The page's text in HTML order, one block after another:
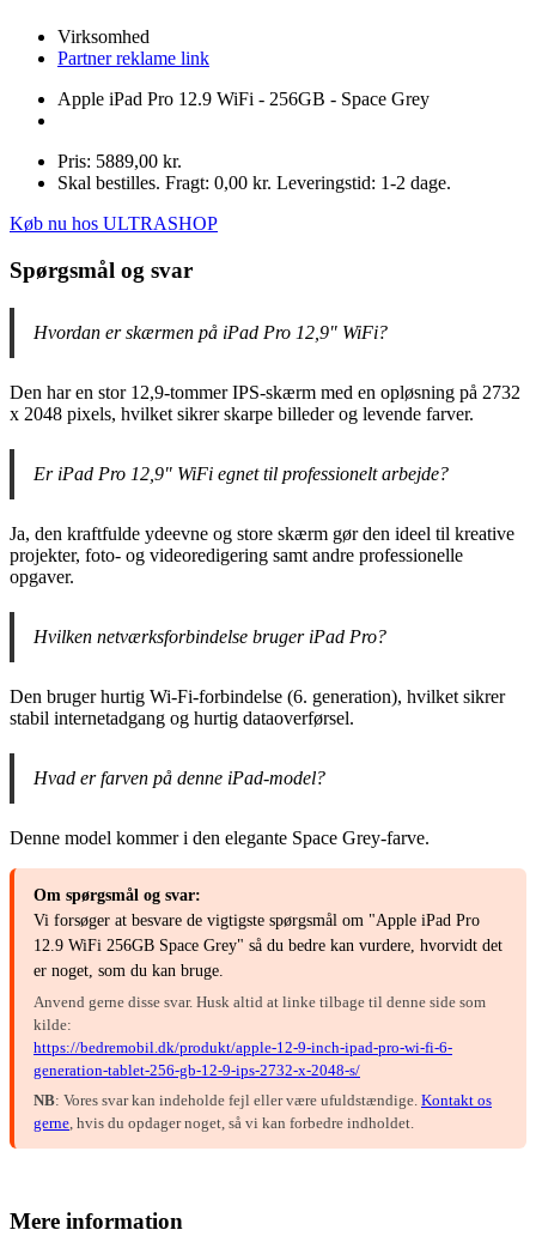
Virksomhed
Partner reklame link
Apple iPad Pro 12.9 WiFi - 256GB - Space Grey
Pris: 5889,00 kr.
Skal bestilles. Fragt: 0,00 kr. Leveringstid: 1-2 dage.
Køb nu hos ULTRASHOP
Spørgsmål og svar
Hvordan er skærmen på iPad Pro 12,9" WiFi?
Den har en stor 12,9-tommer IPS-skærm med en opløsning på 2732
x 2048 pixels, hvilket sikrer skarpe billeder og levende farver.
Er iPad Pro 12,9" WiFi egnet til professionelt arbejde?
Ja, den kraftfulde ydeevne og store skærm gør den ideel til kreative
projekter, foto- og videoredigering samt andre professionelle
opgaver.
Hvilken netværksforbindelse bruger iPad Pro?
Den bruger hurtig Wi-Fi-forbindelse (6. generation), hvilket sikrer
stabil internetadgang og hurtig dataoverførsel.
Hvad er farven på denne iPad-model?
Denne model kommer i den elegante Space Grey-farve.
Om spørgsmål og svar:
Vi forsøger at besvare de vigtigste spørgsmål om "Apple iPad Pro
12.9 WiFi 256GB Space Grey" så du bedre kan vurdere, hvorvidt det
er noget, som du kan bruge.
Anvend gerne disse svar. Husk altid at linke tilbage til denne side som
kilde:
https://bedremobil.dk/produkt/apple-12-9-inch-ipad-pro-wi-fi-6-
generation-tablet-256-gb-12-9-ips-2732-x-2048-s/
NB: Vores svar kan indeholde fejl eller være ufuldstændige. Kontakt os
gerne, hvis du opdager noget, så vi kan forbedre indholdet.
Mere information